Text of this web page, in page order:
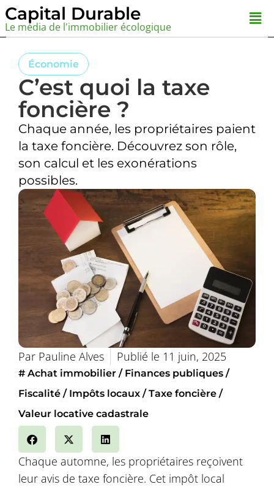
Aller
au
Capital Durable
Le média de l'immobilier écologique
Économie
C’est quoi la taxe
foncière ?
Chaque année, les propriétaires paient
la taxe foncière. Découvrez son rôle,
son calcul et les exonérations
possibles.
ParPauline Alves Publié le 11 juin, 2025
# Achat immobilier
Finances publiques
Fiscalité
Impôts locaux
Taxe foncière
Valeur locative cadastrale
Chaque automne, les propriétaires reçoivent
leur avis de taxe foncière. Cet impôt local